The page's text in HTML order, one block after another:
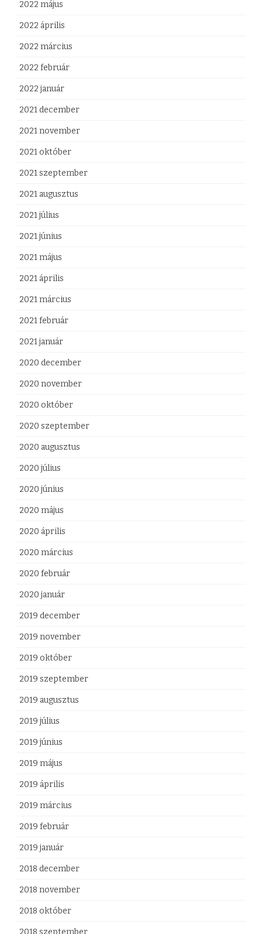
2022 május
2022 április
2022 március
2022 február
2022 január
2021 december
2021 november
2021 október
2021 szeptember
2021 augusztus
2021 július
2021 június
2021 május
2021 április
2021 március
2021 február
2021 január
2020 december
2020 november
2020 október
2020 szeptember
2020 augusztus
2020 július
2020 június
2020 május
2020 április
2020 március
2020 február
2020 január
2019 december
2019 november
2019 október
2019 szeptember
2019 augusztus
2019 július
2019 június
2019 május
2019 április
2019 március
2019 február
2019 január
2018 december
2018 november
2018 október